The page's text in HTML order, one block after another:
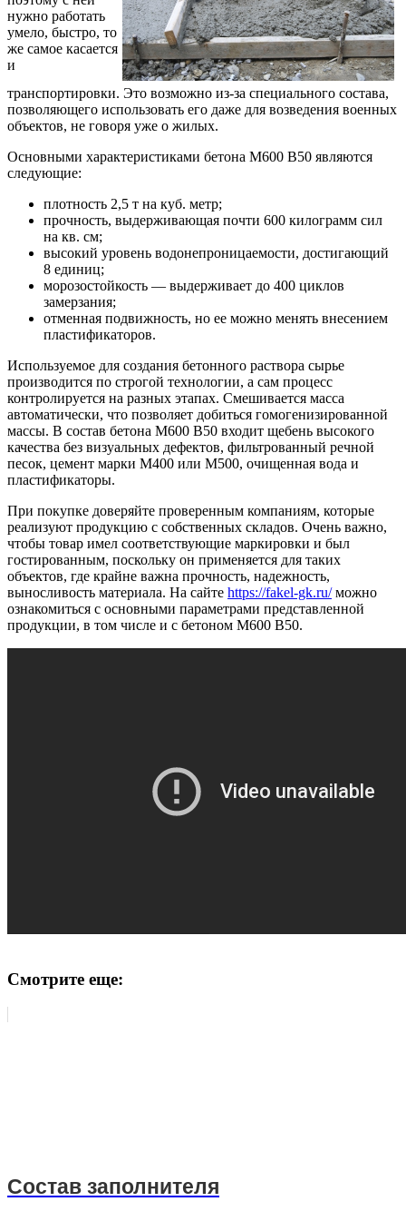
нужно работать
умело, быстро, то
же самое касается
и
транспортировки. Это возможно из-за специального состава,
позволяющего использовать его даже для возведения военных
объектов, не говоря уже о жилых.
Основными характеристиками бетона М600 В50 являются
следующие:
плотность 2,5 т на куб. метр;
прочность, выдерживающая почти 600 килограмм сил
на кв. см;
высокий уровень водонепроницаемости, достигающий
8 единиц;
морозостойкость — выдерживает до 400 циклов
замерзания;
отменная подвижность, но ее можно менять внесением
пластификаторов.
Используемое для создания бетонного раствора сырье
производится по строгой технологии, а сам процесс
контролируется на разных этапах. Смешивается масса
автоматически, что позволяет добиться гомогенизированной
массы. В состав бетона М600 В50 входит щебень высокого
качества без визуальных дефектов, фильтрованный речной
песок, цемент марки М400 или М500, очищенная вода и
пластификаторы.
При покупке доверяйте проверенным компаниям, которые
реализуют продукцию с собственных складов. Очень важно,
чтобы товар имел соответствующие маркировки и был
гостированным, поскольку он применяется для таких
объектов, где крайне важна прочность, надежность,
выносливость материала. На сайте https://fakel-gk.ru/можно
ознакомиться с основными параметрами представленной
продукции, в том числе и с бетоном М600 В50.
Смотрите еще:
Состав заполнителя